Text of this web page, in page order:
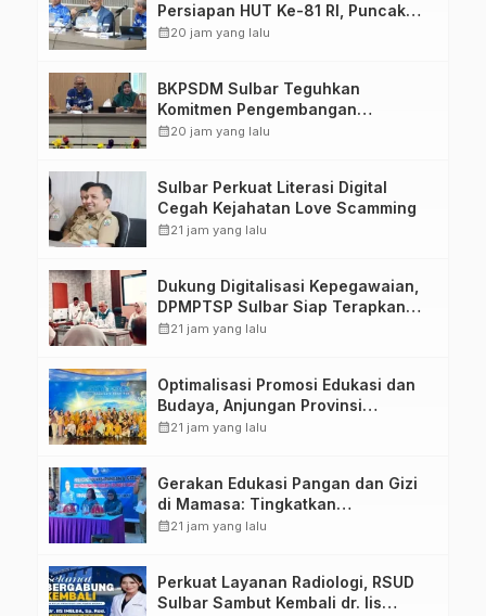
Persiapan HUT Ke-81 RI, Puncak
Upacara di Lapangan Ahmad
calendar_month20 jam yang lalu
BKPSDM Sulbar Teguhkan
Komitmen Pengembangan
Kompetensi ASN melalui
calendar_month20 jam yang lalu
Sulbar Perkuat Literasi Digital
Cegah Kejahatan Love Scamming
calendar_month21 jam yang lalu
Dukung Digitalisasi Kepegawaian,
DPMPTSP Sulbar Siap Terapkan
Aplikasi FLEKSI ASN
calendar_month21 jam yang lalu
Optimalisasi Promosi Edukasi dan
Budaya, Anjungan Provinsi
Sulawesi Barat Perkuat Kolaborasi
calendar_month21 jam yang lalu
Gerakan Edukasi Pangan dan Gizi
di Mamasa: Tingkatkan
Pengetahuan dan Keterampilan
calendar_month21 jam yang lalu
Perkuat Layanan Radiologi, RSUD
Sulbar Sambut Kembali dr. Iis